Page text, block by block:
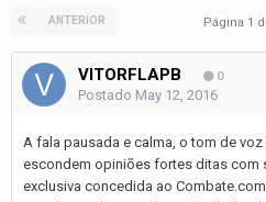
ANTERIOR Página 1
VITORFLAPB 0
Postado May 12, 2016
A fala pausada e calma, o tom de
escondem opiniões fortes ditas com
exclusiva concedida ao